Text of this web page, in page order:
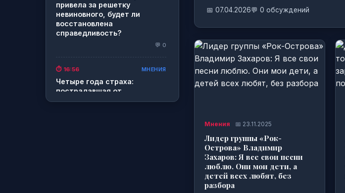
привела за решетку
невиновного, будет ли
восстановлена
справедливость?
💬 0
⏱️ 16:56 МНЕНИЯ
Четыре года страха:
пострадавшая от
бездействия и волокиты
📅 07.04.2026💬 0 обсуждений
Мнения 📅 23.11.2025
Лидер группы «Рок-
Острова» Владимир
Захаров: Я все свои песни
люблю. Они мои дети, а
детей всех любят, без
разбора